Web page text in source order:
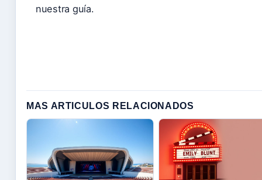
nuestra guía.
MAS ARTICULOS RELACIONADOS